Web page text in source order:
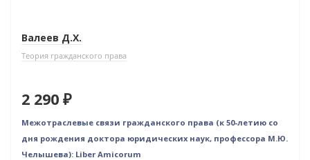
Валеев Д.Х.
Теория гражданского права
2 290 ₽
Межотраслевые связи гражданского права (к 50-летию со
дня рождения доктора юридических наук, профессора М.Ю.
Челышева): Liber Amicorum